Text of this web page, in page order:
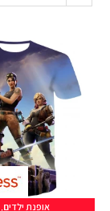
אופנת ילדים,